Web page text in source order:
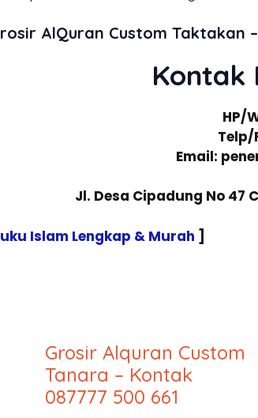
AlQuran Custom Taktakan
Kontak
HP/
Telp/
Email:
Jl. Desa Cipadung No 47
Islam Lengkap & Murah ]
Grosir Alquran Custom
Tanara – Kontak
087777 500 661